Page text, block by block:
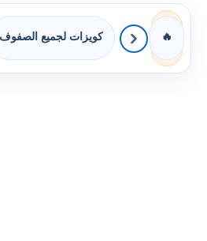
🔥 كويزات لجميع الصفوف